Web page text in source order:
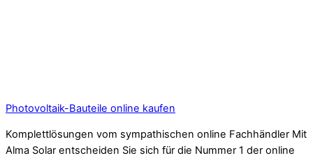
Photovoltaik-Bauteile online kaufen
Komplettlösungen vom sympathischen online Fachhändler Mit
Alma Solar entscheiden Sie sich für die Nummer 1 der online